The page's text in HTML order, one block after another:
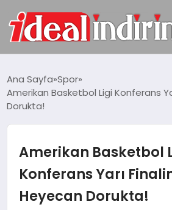
BILGISAYAR
TEKNOLOJI
Ana Sayfa Spor
Amerikan Basketbol Ligi Konferans
Dorukta!
Amerikan Basketbol
Konferans Yarı
Heyecan Dorukta!